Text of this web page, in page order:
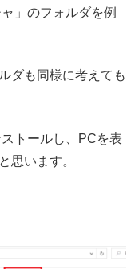
」のフォルダを例
ダも同様に考えても
トールし、PCを表
思います。